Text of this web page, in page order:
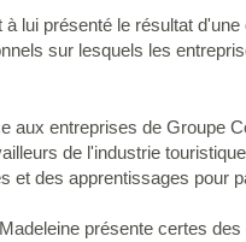
lui présenté le résultat
sur lesquels les
aux entreprises de Groupe
de l'industrie
des apprentissages pour
présente certes